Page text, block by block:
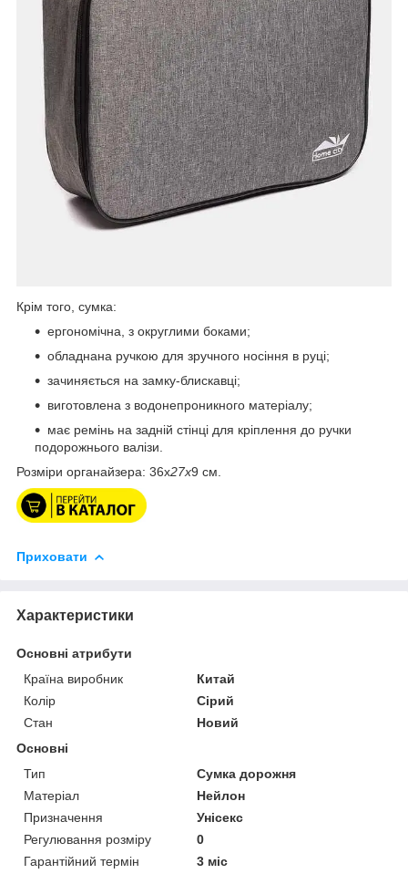
Крім того, сумка:
ергономічна, з округлими боками;
обладнана ручкою для зручного носіння в руці;
зачиняється на замку-блискавці;
виготовлена з водонепроникного матеріалу;
має ремінь на задній стінці для кріплення до ручки
подорожнього валізи.
Розміри органайзера: 36x27x9 см.
Приховати
Характеристики
Основні атрибути
Країна виробник
Китай
Колір
Сірий
Стан
Новий
Основні
Тип
Сумка дорожня
Матеріал
Нейлон
Призначення
Унісекс
Регулювання розміру
0
Гарантійний термін
3 міс